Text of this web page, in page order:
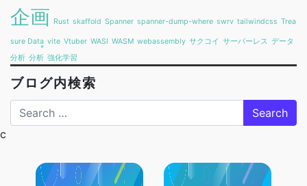
企画 Rust skaffold Spanner spanner-dump-where swrv tailwindcss Trea
sure Data vite Vtuber WASI WASM webassembly サクコイ サーバーレス データ
分析 分析 強化学習
ブログ内検索
Search
c